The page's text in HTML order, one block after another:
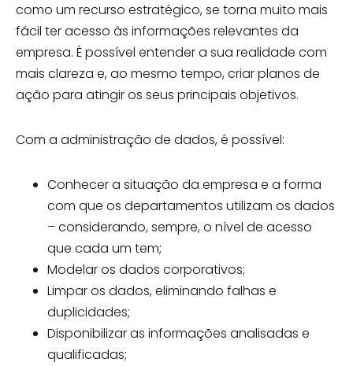
como um recurso estratégico, se torna muito mais
fácil ter acesso às informações relevantes da
empresa. É possível entender a sua realidade com
mais clareza e, ao mesmo tempo, criar planos de
ação para atingir os seus principais objetivos.
Com a administração de dados, é possível:
Conhecer a situação da empresa e a forma
com que os departamentos utilizam os dados
– considerando, sempre, o nível de acesso
que cada um tem;
Modelar os dados corporativos;
Limpar os dados, eliminando falhas e
duplicidades;
Disponibilizar as informações analisadas e
qualificadas;